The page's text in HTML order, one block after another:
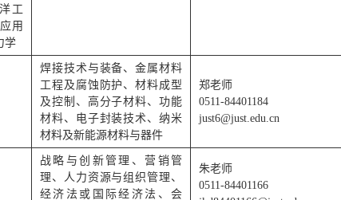
工
用
学
焊接技术与装备、金属材料
工程及腐蚀防护、材料成型
及控制、高分子材料、功能
材料、电子封装技术、纳米
材料及新能源材料与器件
郑老师
0511-84401184
just6@just.edu.cn
战略与创新管理、营销管
理、人力资源与组织管理、
经济法或国际经济法、会
朱老师
0511-84401166